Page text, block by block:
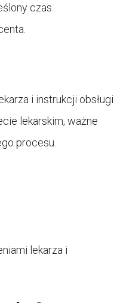
czas.
i instrukcji obsługi
lekarskim, ważne
procesu.
lekarza i